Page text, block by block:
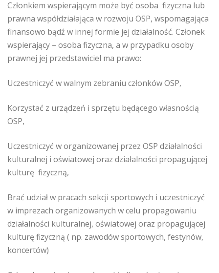
Członkiem wspierającym może być osoba fizyczna lub
prawna współdziałająca w rozwoju OSP, wspomagająca
finansowo bądź w innej formie jej działalność. Członek
wspierający – osoba fizyczna, a w przypadku osoby
prawnej jej przedstawiciel ma prawo:
Uczestniczyć w walnym zebraniu członków OSP,
Korzystać z urządzeń i sprzętu będącego własnością
OSP,
Uczestniczyć w organizowanej przez OSP działalności
kulturalnej i oświatowej oraz działalności propagującej
kulturę fizyczną,
Brać udział w pracach sekcji sportowych i uczestniczyć
w imprezach organizowanych w celu propagowaniu
działalności kulturalnej, oświatowej oraz propagującej
kulturę fizyczną ( np. zawodów sportowych, festynów,
koncertów)